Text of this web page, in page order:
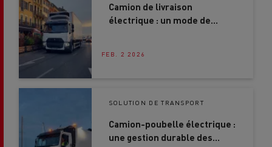
Camion de livraison
électrique : un mode de
opérations régionales
FEB. 2 2026
SOLUTION DE TRANSPORT
Camion-poubelle électrique :
une gestion durable des